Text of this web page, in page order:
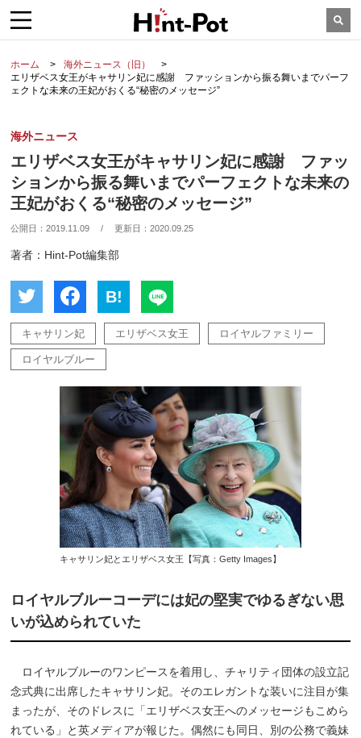
ホーム
海外ニュース（旧）
エリザベス女王がキャサリン妃に感謝 ファッションから振る舞いまでパーフ
ェクトな未来の王妃がおくる“秘密のメッセージ”
海外ニュース
エリザベス女王がキャサリン妃に感謝 ファッ
ションから振る舞いまでパーフェクトな未来の
王妃がおくる“秘密のメッセージ”
公開日：2019.11.09 / 更新日：2020.09.25
著者：Hint-Pot編集部
B!
キャサリン妃 エリザベス女王 ロイヤルファミリー
ロイヤルブルー
キャサリン妃とエリザベス女王【写真：Getty Images】
ロイヤルブルーコーデには妃の堅実でゆるぎない思
いが込められていた
ロイヤルブルーのワンピースを着用し、チャリティ団体の設立記
念式典に出席したキャサリン妃。そのエレガントな装いに注目が集
まったが、そのドレスに「エリザベス女王へのメッセージもこめら
れている」と英メディアが報じた。偶然にも同日、別の公務で義妹